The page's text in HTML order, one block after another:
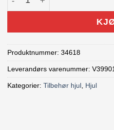
Produktnummer: 34618
Leverandørs varenummer:
Kategorier: Tilbehør hjul Hjul